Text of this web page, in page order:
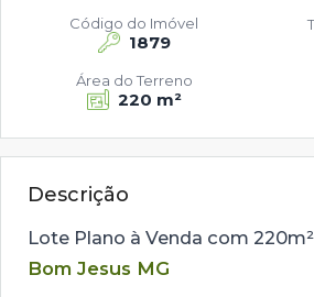
1879
Código do Imóvel
220 m²
Área do Terreno
Descrição
Lote Plano à Venda com
Bom Jesus MG